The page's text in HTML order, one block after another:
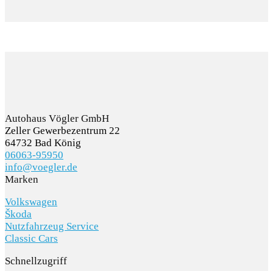
Autohaus Vögler GmbH
Zeller Gewerbezentrum 22
64732 Bad König
06063-95950
info@voegler.de
Marken
Volkswagen
Škoda
Nutzfahrzeug Service
Classic Cars
Schnellzugriff